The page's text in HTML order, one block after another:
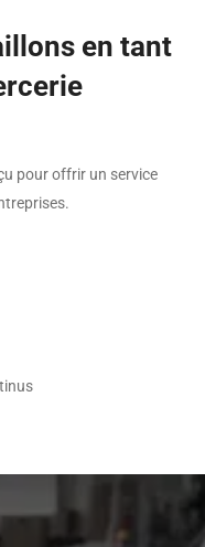
en tant
pour offrir un service